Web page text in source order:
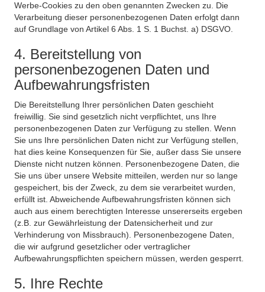
Werbe-Cookies zu den oben genannten Zwecken zu. Die
Verarbeitung dieser personenbezogenen Daten erfolgt dann
auf Grundlage von Artikel 6 Abs. 1 S. 1 Buchst. a) DSGVO.
4. Bereitstellung von
personenbezogenen Daten und
Aufbewahrungsfristen
Die Bereitstellung Ihrer persönlichen Daten geschieht
freiwillig. Sie sind gesetzlich nicht verpflichtet, uns Ihre
personenbezogenen Daten zur Verfügung zu stellen. Wenn
Sie uns Ihre persönlichen Daten nicht zur Verfügung stellen,
hat dies keine Konsequenzen für Sie, außer dass Sie unsere
Dienste nicht nutzen können. Personenbezogene Daten, die
Sie uns über unsere Website mitteilen, werden nur so lange
gespeichert, bis der Zweck, zu dem sie verarbeitet wurden,
erfüllt ist. Abweichende Aufbewahrungsfristen können sich
auch aus einem berechtigten Interesse unsererseits ergeben
(z.B. zur Gewährleistung der Datensicherheit und zur
Verhinderung von Missbrauch). Personenbezogene Daten,
die wir aufgrund gesetzlicher oder vertraglicher
Aufbewahrungspflichten speichern müssen, werden gesperrt.
5. Ihre Rechte